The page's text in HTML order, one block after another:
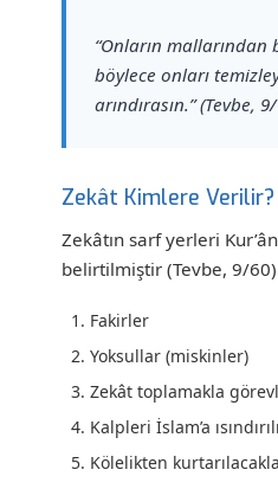
“Onların
böylece onları
arındırasın.” (Tevbe,
Zekât Kimlere Verilir?
Zekâtın sarf yerleri
belirtilmiştir (Tevbe, 9/
Fakirler
Yoksullar (miskinler)
Zekât toplamakla
Kalpleri İslam’a
Kölelikten